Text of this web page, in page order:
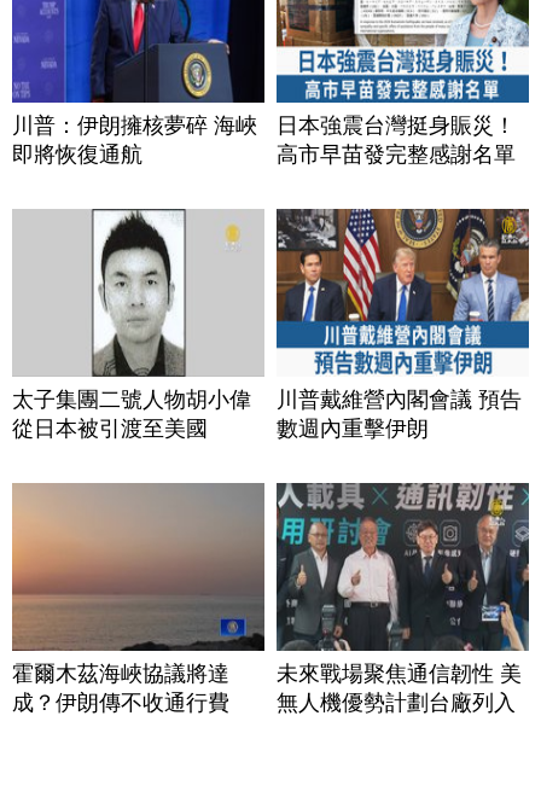
川普：伊朗擁核夢碎 海峽
即將恢復通航
日本強震台灣挺身賑災！
高市早苗發完整感謝名單
太子集團二號人物胡小偉
從日本被引渡至美國
川普戴維營內閣會議 預告
數週內重擊伊朗
霍爾木茲海峽協議將達
成？伊朗傳不收通行費
未來戰場聚焦通信韌性 美
無人機優勢計劃台廠列入